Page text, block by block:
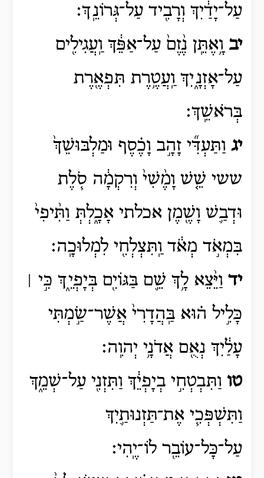
עַל־יָדַ֔יִךְ וְרָבִ֖יד עַל־גְּרוֹנֵֽךְ׃
יב וָ֥אֶתֵּֽן נֶ֨זֶם֙ עַל־אַפֵּ֔ךְ וַֽעֲגִילִ֖ים
עַל־אָזְנָ֑יִךְ וַֽעֲטֶ֥רֶת תִּפְאֶ֖רֶת
בְּרֹאשֵֽׁךְ׃
יג וַתַּעְדִּ֞י זָהָ֣ב וָכֶ֗סֶף וּמַלְבּוּשֵׁךְ֙
ששי שֵׁ֤שׁ וָמֶ֨שִׁי֙ וְרִקְמָ֔ה סֹ֧לֶת
וּדְבַ֛שׁ וָשֶׁ֖מֶן אכלתי אָכָ֑לְתְּ וַתִּ֨יפִי֙
בִּמְאֹ֣ד מְאֹ֔ד וַֽתִּצְלְחִ֖י לִמְלוּכָֽה׃
יד וַיֵּ֨צֵא לָ֥ךְ שֵׁ֛ם בַּגּוֹיִ֖ם בְּיָפְיֵ֑ךְ כִּ֣י ׀
כָּלִ֣יל ה֗וּא בַּֽהֲדָרִי֙ אֲשֶׁר־שַׂ֣מְתִּי
עָלַ֔יִךְ נְאֻ֖ם אֲדֹנָ֥י יְהוִֽה׃
טו וַתִּבְטְחִ֣י בְיָפְיֵ֔ךְ וַתִּזְנִ֖י עַל־שְׁמֵ֑ךְ
וַתִּשְׁפְּכִ֧י אֶת־תַּזְנוּתַ֛יִךְ
עַל־כָּל־עוֹבֵ֖ר לוֹ־יֶֽהִי׃